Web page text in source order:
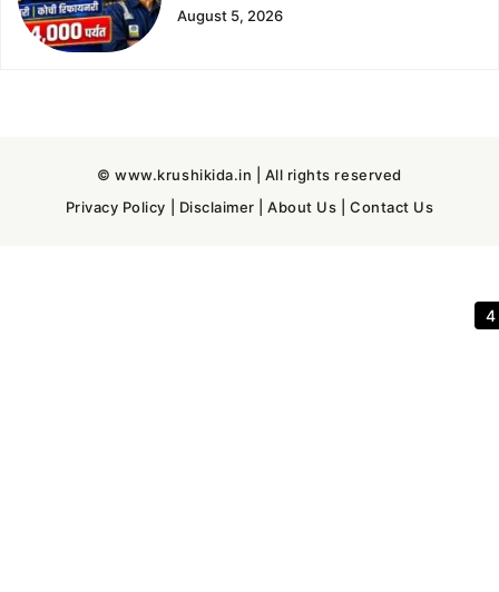
August 5, 2026
© www.krushikida.in | All rights reserved
Privacy Policy
Disclaimer |About Us |Contact Us
3